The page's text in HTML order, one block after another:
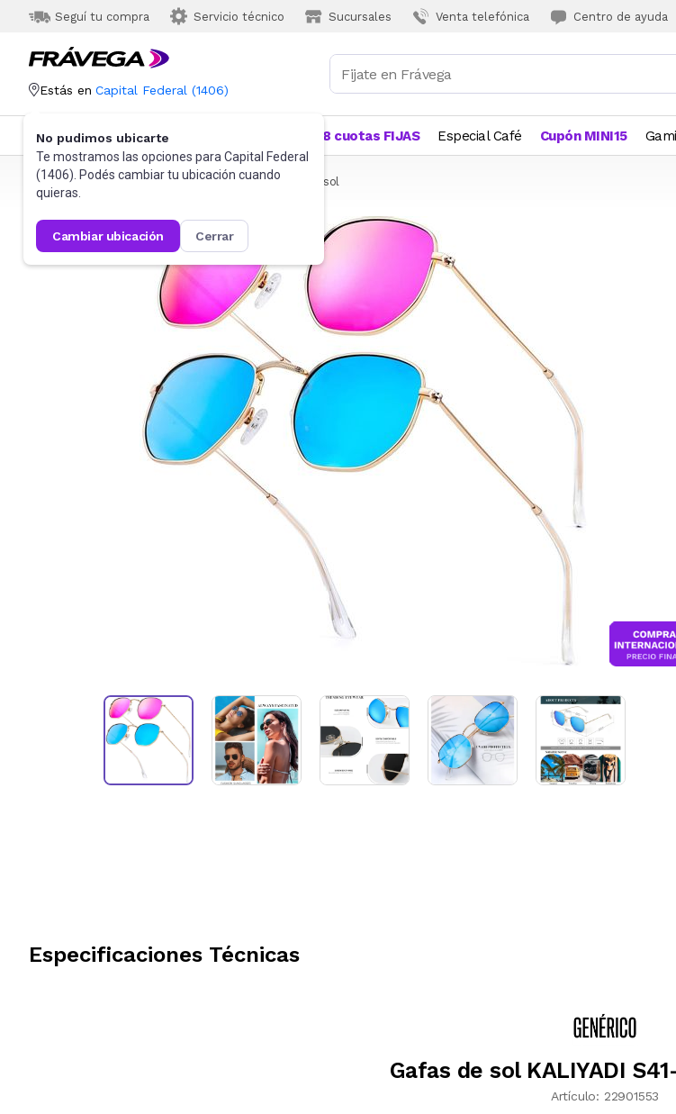
Seguí tu compra Servicio técnico Sucursales Venta telefónica Centro de ayuda
Estás en Capital Federal (1406)
No pudimos ubicarte
Te mostramos las opciones para Capital Federal
(1406). Podés cambiar tu ubicación cuando
quieras.
cambiar ubicación cerrar
Categorías Más Vendidos 18 cuotas FIJAS Especial Café Cupón MINI15
Frávega Indumentaria Accesorios Anteojos de sol
Especificaciones Técnicas
Gafas de sol KALIYADI
Artículo: 22901553